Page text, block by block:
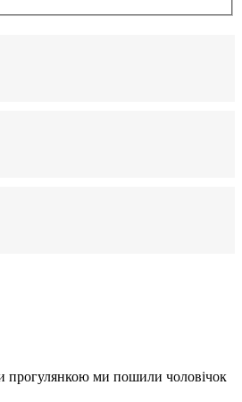
прогулянкою ми пошили чоловічок